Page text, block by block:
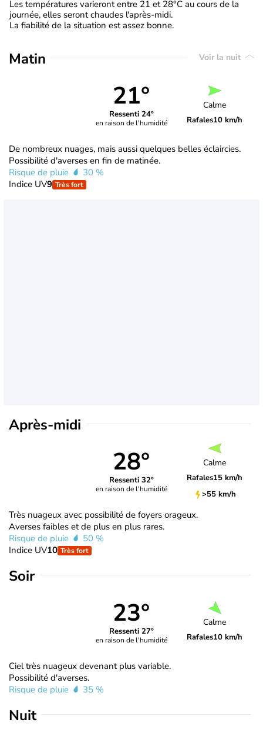
Les températures varieront entre 21 et 28°C au cours de la
journée, elles seront chaudes l'après-midi.
La fiabilité de la situation est assez bonne.
Matin Voir la nuit
21°
Ressenti 24°
en raison de l'humidité
Calme
Rafales10 km/h
De nombreux nuages, mais aussi quelques belles éclaircies.
Possibilité d'averses en fin de matinée.
Risque de pluie
30 %
Indice UV9 Très fort
Après-midi
28°
Ressenti 32°
en raison de l'humidité
Calme
Rafales15 km/h
>55 km/h
Très nuageux avec possibilité de foyers orageux.
Averses faibles et de plus en plus rares.
Risque de pluie
50 %
Indice UV10 Très fort
Soir
23°
Ressenti 27°
en raison de l'humidité
Calme
Rafales10 km/h
Ciel très nuageux devenant plus variable.
Possibilité d'averses.
Risque de pluie
35 %
Nuit